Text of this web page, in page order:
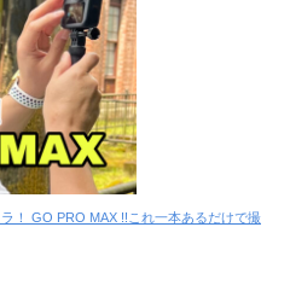
！ GO PRO MAX !!これ一本あるだけで撮